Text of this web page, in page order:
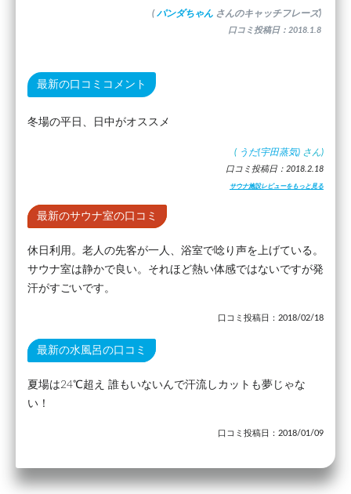
( パンダちゃん さんのキャッチフレーズ)
口コミ投稿日：2018.1.8
最新の口コミコメント
冬場の平日、日中がオススメ
( うだ(宇田蒸気) さん)
口コミ投稿日：2018.2.18
サウナ施設レビューをもっと見る
最新のサウナ室の口コミ
休日利用。老人の先客が一人、浴室で唸り声を上げている。
サウナ室は静かで良い。それほど熱い体感ではないですが発
汗がすごいです。
口コミ投稿日：2018/02/18
最新の水風呂の口コミ
夏場は24℃超え 誰もいないんで汗流しカットも夢じゃな
い！
口コミ投稿日：2018/01/09